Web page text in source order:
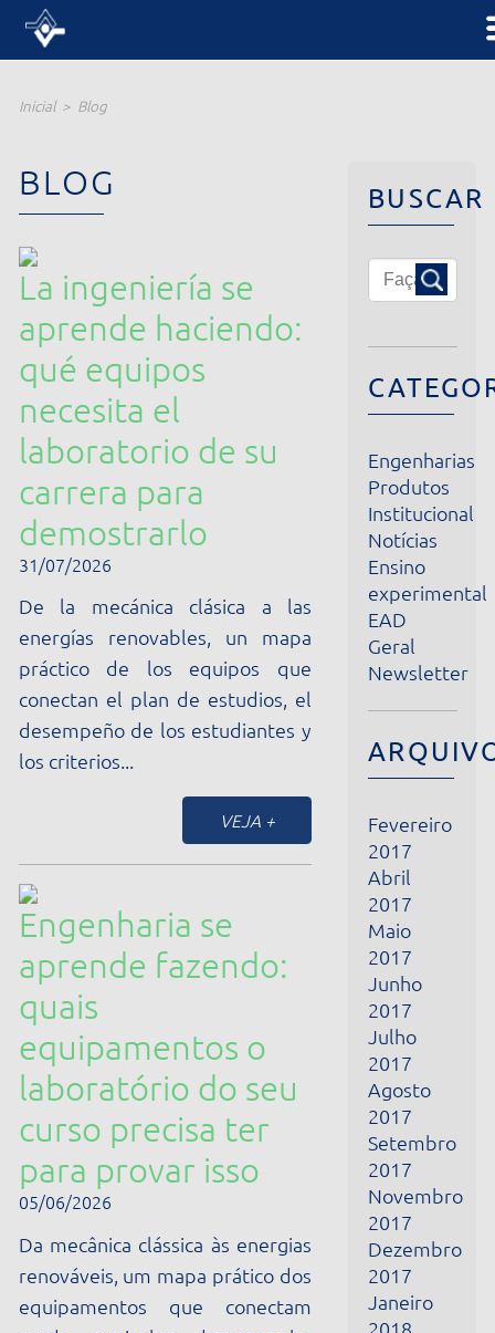
BLOG
La ingeniería se
aprende haciendo:
qué equipos
necesita el
laboratorio de su
carrera para
demostrarlo
31/07/2026
De la mecánica clásica a las
energías renovables, un mapa
práctico de los equipos que
conectan el plan de estudios, el
desempeño de los estudiantes y
los criterios...
VEJA +
Engenharia se
aprende fazendo:
quais
equipamentos o
laboratório do seu
curso precisa ter
para provar isso
05/06/2026
Da mecânica clássica às energias
renováveis, um mapa prático dos
equipamentos que conectam
grade curricular, desempenho
dos estudantes e critérios de...
VEJA +
CATEGORIAS
Engenharias
Institucional
Notícias
Ensino
experimental
Geral
Newsletter
ARQUIVOS
Fevereiro
2017
2017
Maio
2017
Junho
2017
Julho
2017
Agosto
2017
Setembro
2017
Novembro
2017
Dezembro
2017
Janeiro
2018
Março
2018
Abril
Junho